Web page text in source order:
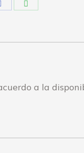
a la